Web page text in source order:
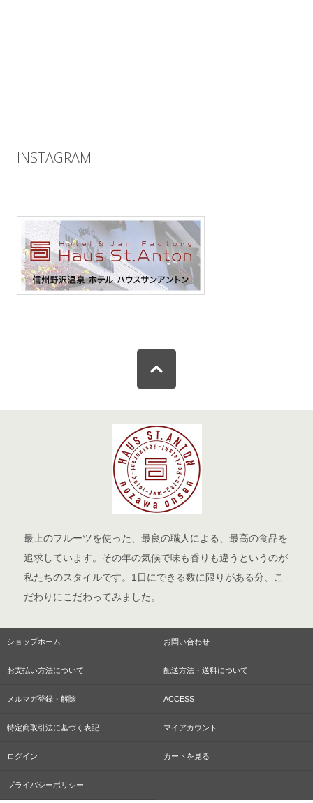
INSTAGRAM
最上のフルーツを使った、最良の職人による、最高の食品を
追求しています。その年の気候で味も香りも違うというのが
私たちのスタイルです。1日にできる数に限りがある分、こ
だわりにこだわってみました。
ショップホーム お問い合わせ
お支払い方法について 配送方法・送料について
メルマガ登録・解除 ACCESS
特定商取引法に基づく表記 マイアカウント
ログイン カートを見る
プライバシーポリシー